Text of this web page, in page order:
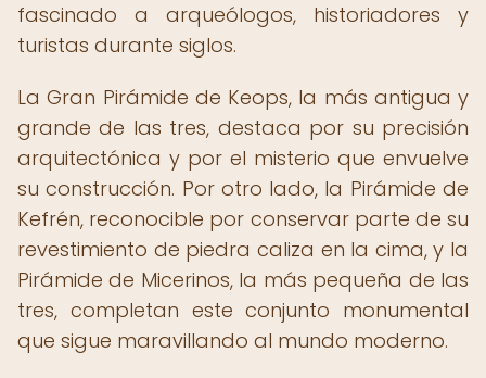
fascinado a arqueólogos, historiadores y
turistas durante siglos.
La Gran Pirámide de Keops, la más antigua y
grande de las tres, destaca por su precisión
arquitectónica y por el misterio que envuelve
su construcción. Por otro lado, la Pirámide de
Kefrén, reconocible por conservar parte de su
revestimiento de piedra caliza en la cima, y la
Pirámide de Micerinos, la más pequeña de las
tres, completan este conjunto monumental
que sigue maravillando al mundo moderno.